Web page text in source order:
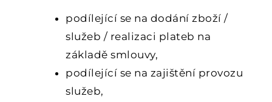
podílející se na dodání zboží /
služeb / realizaci plateb na
základě smlouvy,
podílející se na zajištění provozu
služeb,